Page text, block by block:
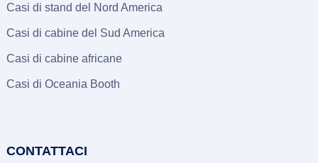
Casi di stand del Nord America
Casi di cabine del Sud America
Casi di cabine africane
Casi di Oceania Booth
CONTATTACI